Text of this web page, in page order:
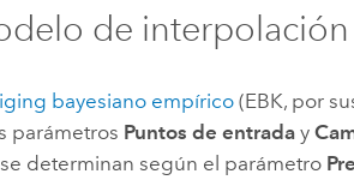
de interpolación
bayesiano empírico(EBK, por
parámetros Puntos de entrada y
determinan según el parámetro